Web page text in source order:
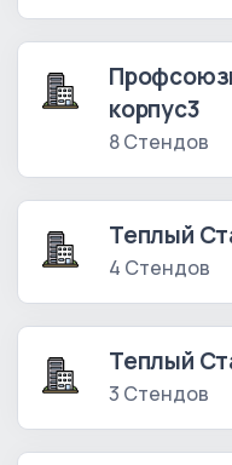
корпус3
8 Стендов
Теплый
4 Стендов
Теплый
3 Стендов